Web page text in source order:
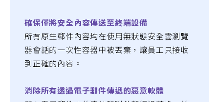
確保僅將安全內容傳送至終端設備
所有原生郵件內容均在使用無狀態安全雲瀏覽
器會話的一次性容器中被丟棄，讓員工只接收
到正確的內容。
消除所有透過電子郵件傳遞的惡意軟體